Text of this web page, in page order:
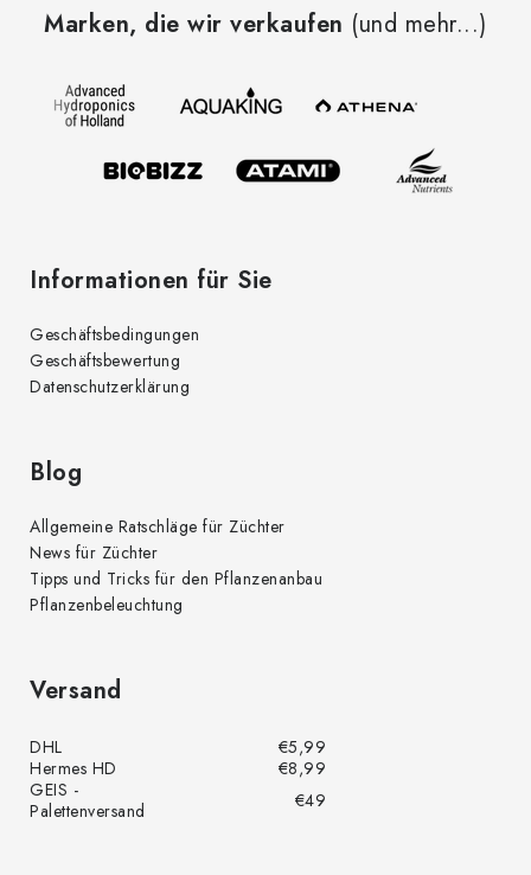
Marken, die wir verkaufen (und mehr...)
Informationen für Sie
Geschäftsbedingungen
Geschäftsbewertung
Datenschutzerklärung
Blog
Allgemeine Ratschläge für Züchter
News für Züchter
Tipps und Tricks für den Pflanzenanbau
Pflanzenbeleuchtung
Versand
DHL
€5,99
Hermes HD
€8,99
GEIS -
Palettenversand
€49